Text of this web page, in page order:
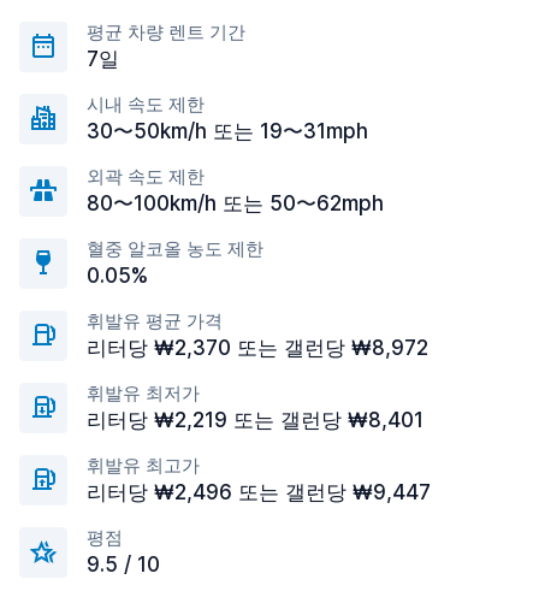
평균 차량 렌트 기간
7일
시내 속도 제한
30〜50km/h 또는 19〜31mph
외곽 속도 제한
80〜100km/h 또는 50〜62mph
혈중 알코올 농도 제한
0.05%
휘발유 평균 가격
리터당 ₩2,370 또는 갤런당 ₩8,972
휘발유 최저가
리터당 ₩2,219 또는 갤런당 ₩8,401
휘발유 최고가
리터당 ₩2,496 또는 갤런당 ₩9,447
평점
9.5 / 10